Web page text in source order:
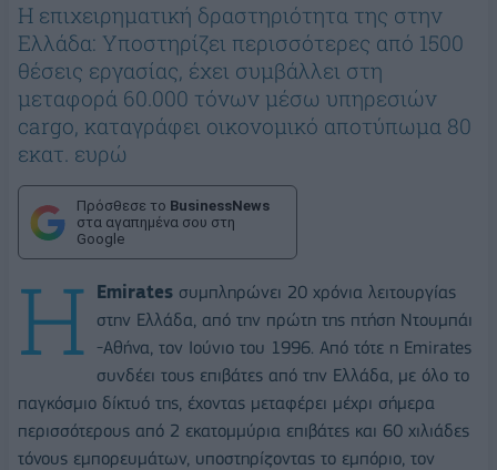
Η επιχειρηματική δραστηριότητα της στην
Ελλάδα: Υποστηρίζει περισσότερες από 1500
θέσεις εργασίας, έχει συμβάλλει στη
μεταφορά 60.000 τόνων μέσω υπηρεσιών
cargo, καταγράφει οικονομικό αποτύπωμα 80
εκατ. ευρώ
Πρόσθεσε το BusinessNews
στα αγαπημένα σου στη
Google
H Emirates συμπληρώνει 20 χρόνια λειτουργίας
στην Ελλάδα, από την πρώτη της πτήση Ντουμπάι
-Αθήνα, τον Ιούνιο του 1996. Από τότε η Emirates
συνδέει τους επιβάτες από την Ελλάδα, με όλο το
παγκόσμιο δίκτυό της, έχοντας μεταφέρει μέχρι σήμερα
περισσότερους από 2 εκατομμύρια επιβάτες και 60 χιλιάδες
τόνους εμπορευμάτων, υποστηρίζοντας το εμπόριο, τον